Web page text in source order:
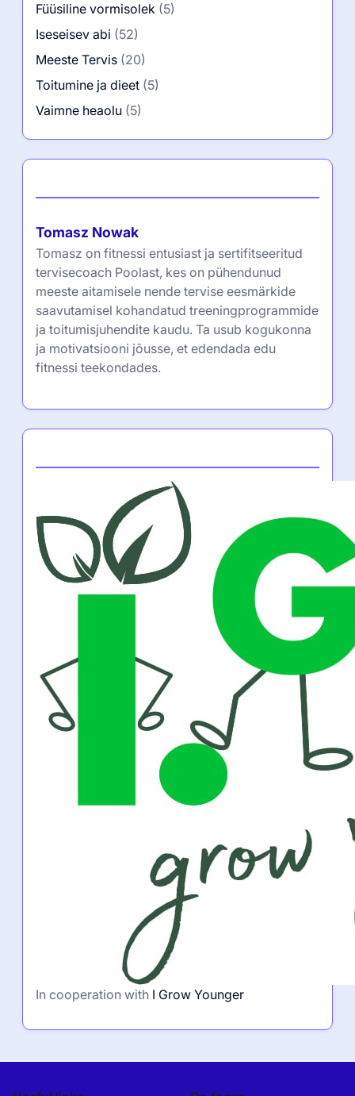
Toidukava koostamine kaalulangetamiseks:
strateegiad, retseptid ja toitumisbalanss
Naise Intuitsioon: Avades Meeste Tervise
Ülevaateid Fitnessi Edusammude ja Heaolu
ja vaimse selguse saavutamiseks meeste
tervises
Kategooriad
Äriideed(8)
Elustiil ja heaolu(5)
Füüsiline vormisolek(5)
Iseseisev abi(52)
Meeste Tervis(20)
Vaimne heaolu(5)
Tomasz Nowak
Tomasz on fitnessi entusiast ja sertifitseeritud
tervisecoach Poolast, kes on pühendunud
meeste aitamisele nende tervise eesmärkide
saavutamisel kohandatud treeningprogrammide
ja toitumisjuhendite kaudu. Ta usub kogukonna
ja motivatsiooni jõusse, et edendada edu
fitnessi teekondades.